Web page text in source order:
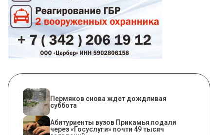
Пермяков снова ждет дождливая
суббота
Абитуриенты вузов Прикамья подали
через «Госуслуги» почти 49 тысяч